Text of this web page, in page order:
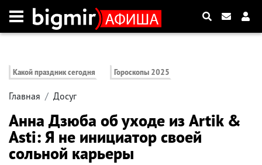
Какой праздник сегодня Гороскопы 2025
Главная Досуг
Анна Дзюба об уходе из Artik &
Asti: Я не инициатор своей
сольной карьеры